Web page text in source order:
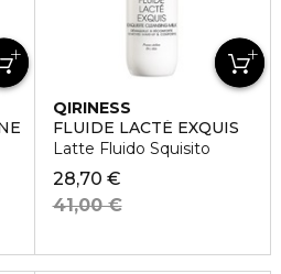
QIRINESS
FLUIDE LACTÉ EXQUIS
Latte Fluido Squisito
28,70 €
41,00 €